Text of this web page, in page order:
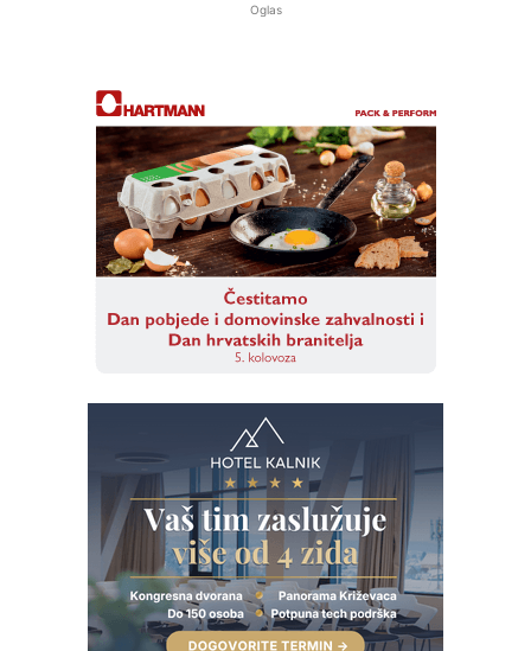
Oglas